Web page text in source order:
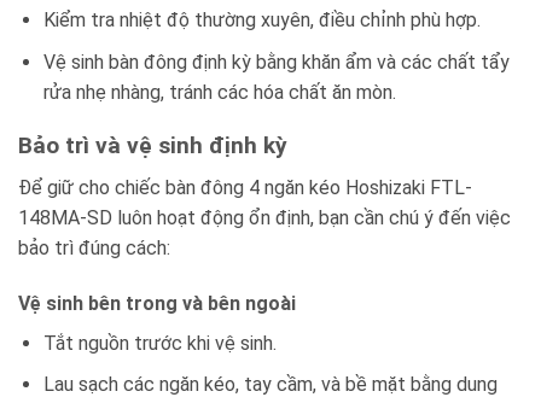
Kiểm tra nhiệt độ thường xuyên, điều chỉnh phù hợp.
Vệ sinh bàn đông định kỳ bằng khăn ẩm và các chất tẩy
rửa nhẹ nhàng, tránh các hóa chất ăn mòn.
Bảo trì và vệ sinh định kỳ
Để giữ cho chiếc bàn đông 4 ngăn kéo Hoshizaki FTL-
148MA-SD luôn hoạt động ổn định, bạn cần chú ý đến việc
bảo trì đúng cách:
Vệ sinh bên trong và bên ngoài
Tắt nguồn trước khi vệ sinh.
Lau sạch các ngăn kéo, tay cầm, và bề mặt bằng dung